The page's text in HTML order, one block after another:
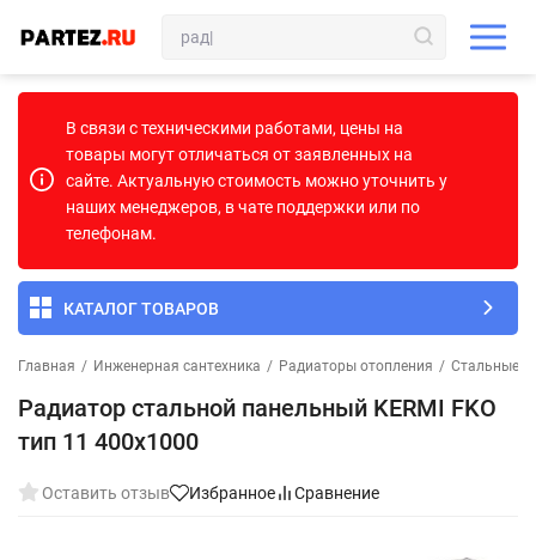
В связи с техническими работами, цены на
товары могут отличаться от заявленных на
сайте. Актуальную стоимость можно уточнить у
наших менеджеров, в чате поддержки или по
телефонам.
КАТАЛОГ ТОВАРОВ
Главная / Инженерная сантехника / Радиаторы отопления / Стальные
Радиатор стальной панельный KERMI FKO
тип 11 400х1000
Оставить отзыв Избранное Сравнение